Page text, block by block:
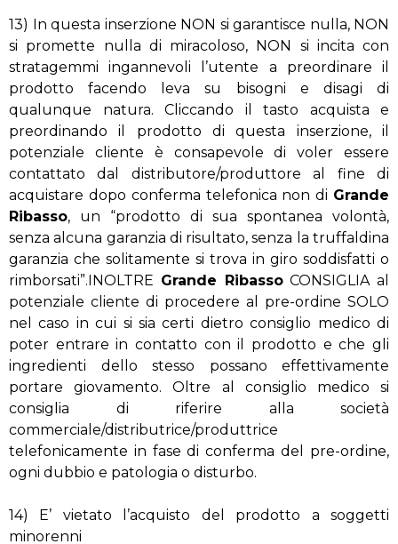
13) In questa inserzione NON si garantisce nulla, NON
si promette nulla di miracoloso, NON si incita con
stratagemmi ingannevoli l’utente a preordinare il
prodotto facendo leva su bisogni e disagi di
qualunque natura. Cliccando il tasto acquista e
preordinando il prodotto di questa inserzione, il
potenziale cliente è consapevole di voler essere
contattato dal distributore/produttore al fine di
acquistare dopo conferma telefonica non di Grande
Ribasso, un “prodotto di sua spontanea volontà,
senza alcuna garanzia di risultato, senza la truffaldina
garanzia che solitamente si trova in giro soddisfatti o
rimborsati”.INOLTRE Grande RibassoCONSIGLIA al
potenziale cliente di procedere al pre-ordine SOLO
nel caso in cui si sia certi dietro consiglio medico di
poter entrare in contatto con il prodotto e che gli
ingredienti dello stesso possano effettivamente
portare giovamento. Oltre al consiglio medico si
consiglia di riferire alla società
commerciale/distributrice/produttrice
telefonicamente in fase di conferma del pre-ordine,
ogni dubbio e patologia o disturbo.
14) E’ vietato l’acquisto del prodotto a soggetti
minorenni